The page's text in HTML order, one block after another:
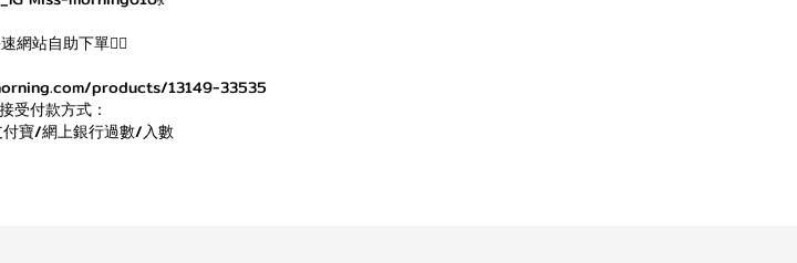
網站自助下單👇🏻
products/13149-33535
接受付款方式：
寶/網上銀行過數/入數